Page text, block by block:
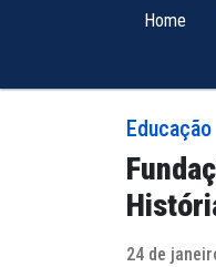
Home
Educação
24 de